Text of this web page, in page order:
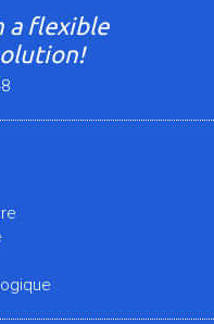
a flexible